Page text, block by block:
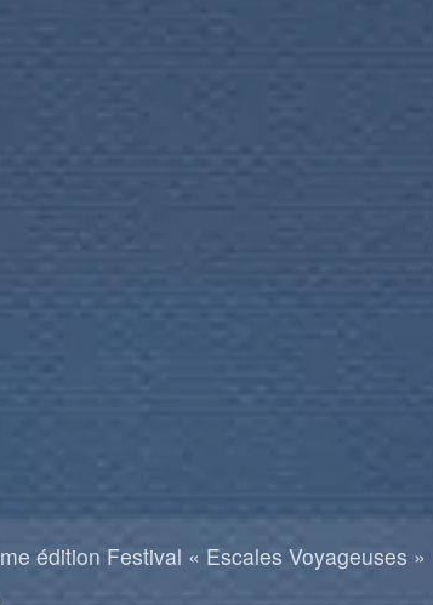
édition Festival « Escales Voyageuses »